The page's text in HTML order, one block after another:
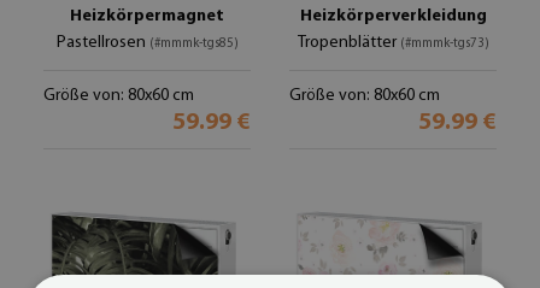
Heizkörpermagnet
Pastellrosen (#mmmk-tgs85)
Größe von: 80x60 cm
59.99 €
Heizkörperverkleidung
Tropenblätter (#mmmk-tgs73)
Größe von: 80x60 cm
59.99 €